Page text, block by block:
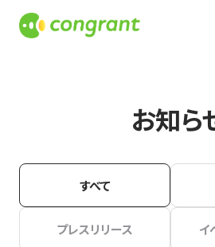
お知ら
すべて
プレスリリース イ